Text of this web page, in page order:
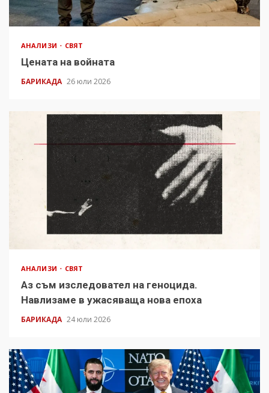
АНАЛИЗИ СВЯТ
Цената на войната
БАРИКАДА 26 юли 2026
АНАЛИЗИ СВЯТ
Аз съм изследовател на геноцида.
Навлизаме в ужасяваща нова епоха
БАРИКАДА 24 юли 2026